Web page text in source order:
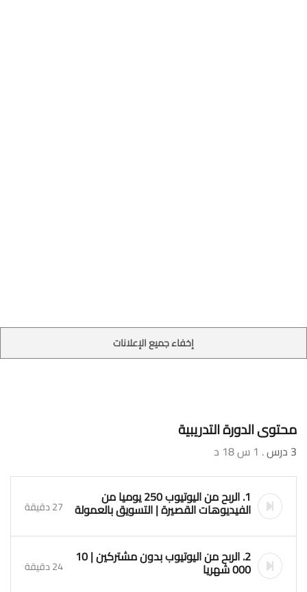
إخفاء جميع الإعلانات
محتوى الدورة التدريبية
3 درس . 1 س 18 د
1. الربح من اليوتيوب 250 يوميا من
الفيديوهات القصيرة | التسويق بالعمولة 27 دقيقة
2. الربح من اليوتيوب بدون مشتركين | 10
000 شهريا 24 دقيقة